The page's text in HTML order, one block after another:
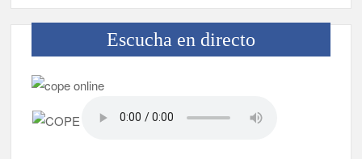
Escucha en directo